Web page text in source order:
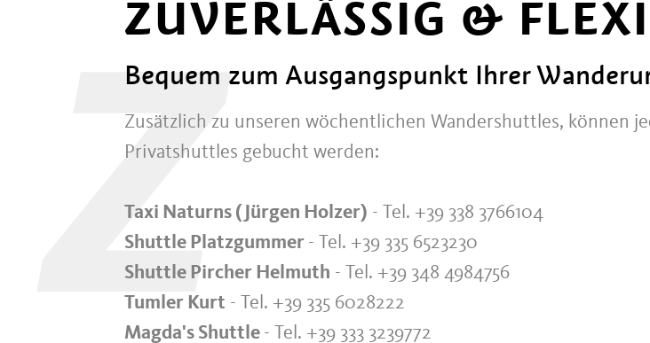
ZUVERLÄSSIG &
Bequem zum Ausgangspunkt Ihrer
Z
Zusätzlich zu unseren wöchentlichen Wandershuttles, können
Privatshuttles gebucht werden:
Taxi Naturns (Jürgen Holzer) - Tel. +39 338 3766104
Shuttle Platzgummer - Tel. +39 335 6523230
Shuttle Pircher Helmuth - Tel. +39 348 4984756
Tumler Kurt - Tel. +39 335 6028222
Magda's Shuttle - Tel. +39 333 3239772